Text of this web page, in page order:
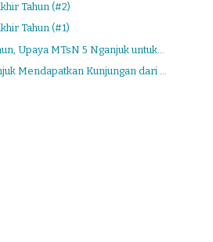
Tahun (#2)
Tahun (#1)
Upaya MTsN 5 Nganjuk untuk...
Mendapatkan Kunjungan dari ...